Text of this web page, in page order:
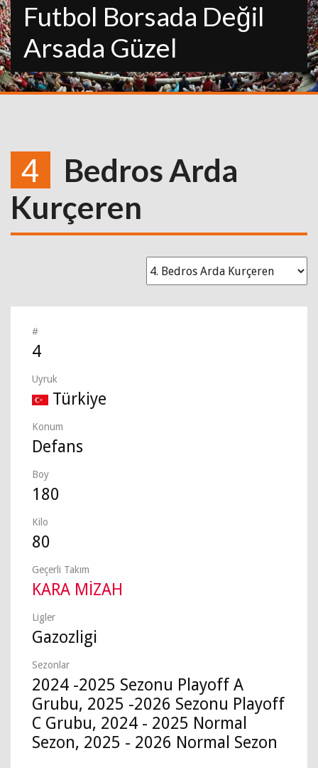
Futbol Borsada Değil
Arsada Güzel
4
Bedros Arda
Kurçeren
#
4
Uyruk
Türkiye
Konum
Defans
Boy
180
Kilo
80
Geçerli Takım
KARA MİZAH
Ligler
Gazozligi
Sezonlar
2024 -2025 Sezonu Playoff A
Grubu, 2025 -2026 Sezonu Playoff
C Grubu, 2024 - 2025 Normal
Sezon, 2025 - 2026 Normal Sezon